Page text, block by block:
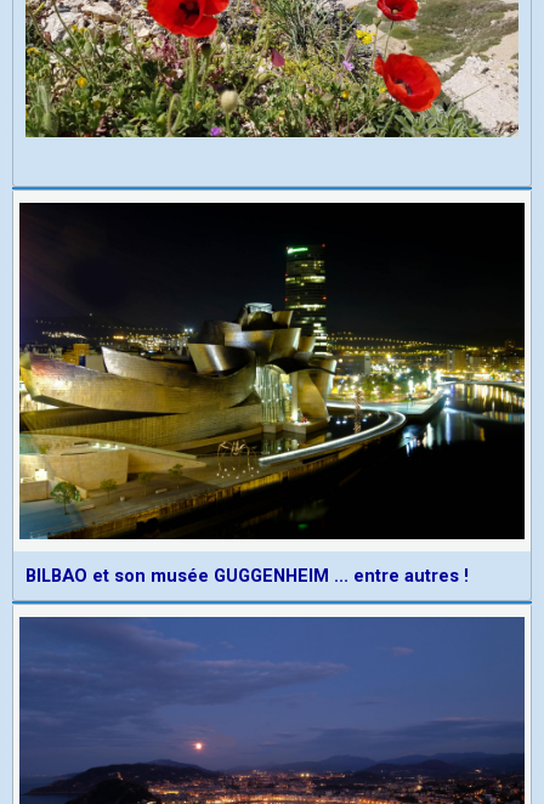
BILBAO et son musée GUGGENHEIM ... entre autres !